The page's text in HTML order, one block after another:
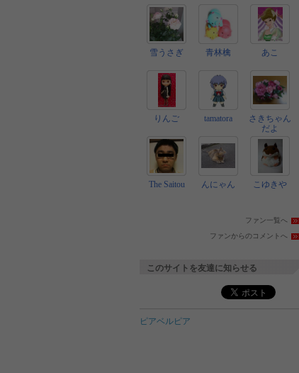
雪うさぎ 青林檎 あこ
りんご tamatora
さきちゃん
だよ
The Saitou んにゃん こゆきや
ファン一覧へ
ファンからのコメントへ
このサイトを友達に知らせる
ピアベルピア